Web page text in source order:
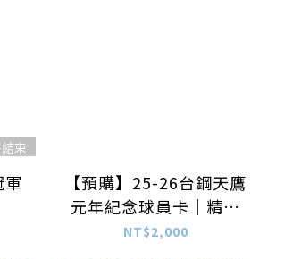
束
軍
【預購】25-26台鋼天鷹
元年紀念球員卡｜精裝
盒
NT$2,000